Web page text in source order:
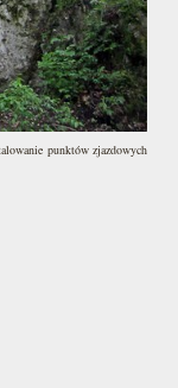
punktów zjazdowych